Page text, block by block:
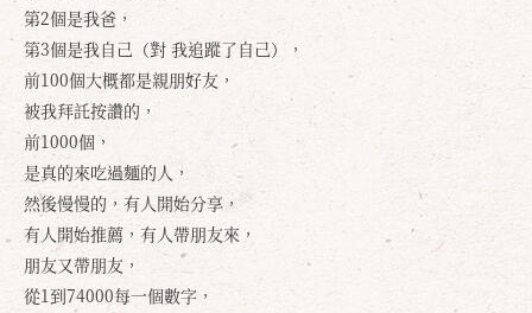
第2個是我爸，
第3個是我自己（對 我追蹤了自己），
前100個大概都是親朋好友，
被我拜託按讚的，
前1000個，
是真的來吃過麵的人，
然後慢慢的，有人開始分享，
有人開始推薦，有人帶朋友來，
朋友又帶朋友，
從1到74000每一個數字，